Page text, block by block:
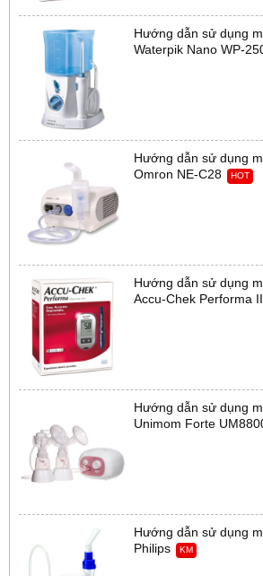
Hướng dẫn sử dụng
Waterpik Nano WP-
Hướng dẫn sử dụng
Omron NE-C28
HOT
Hướng dẫn sử dụng
Accu-Chek Performa II
Hướng dẫn sử dụng
Unimom Forte
Hướng dẫn sử dụng
Philips
KM